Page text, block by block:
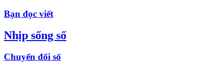
Bạn đọc viết
Nhịp sống số
Chuyển đổi số